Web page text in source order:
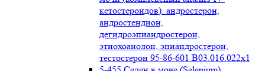
кетостероидов): андростерон,
андростендион,
дегидроэпиандростерон,
этиохоанолон, эпиандростерон,
тестостерон 95-86-601 B03.016.022x1